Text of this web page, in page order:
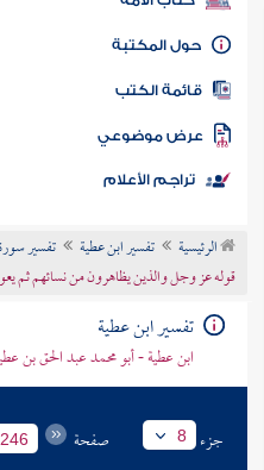
كتاب الأمة
المكتبة
الكتب
موضوعي
تراجم الأعلام
الرئيسية تفسير ابن عطية
تفسير
قوله عز وجل والذين يظاهرون من نسائهم ثم
تفسير ابن عطية
ابن عطية - أبو محمد عبد الحق بن
جزء 8 صفحة 246